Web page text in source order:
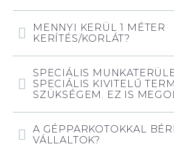
MENNYI KERÜL 1 MÉTER
KERÍTÉS/KORLÁT?
SPECIÁLIS
SPECIÁLIS KIVITELŰ
SZÜKSÉGEM. EZ IS
A GÉPPARKOTOKKAL
VÁLLALTOK?